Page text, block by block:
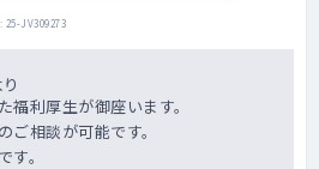
25-JV309273
福利厚生が御座います。
ご相談が可能です。
。